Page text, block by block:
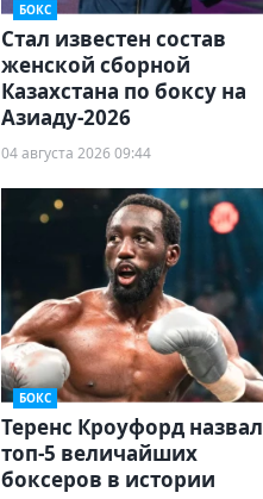
БОКС
Стал известен состав
женской сборной
Казахстана по боксу на
Азиаду-2026
04 августа 2026 09:44
БОКС
Теренс Кроуфорд назвал
топ-5 величайших
боксеров в истории